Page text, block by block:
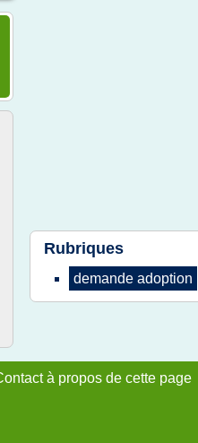
Rubriques
demande adoption
à propos de cette page